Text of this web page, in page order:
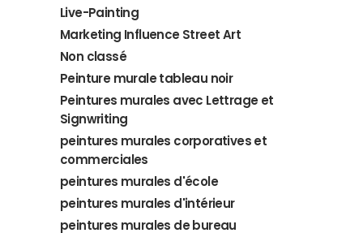
Live-Painting
Marketing Influence Street Art
Non classé
Peinture murale tableau noir
Peintures murales avec Lettrage et
Signwriting
peintures murales corporatives et
commerciales
peintures murales d'école
peintures murales d'intérieur
peintures murales de bureau